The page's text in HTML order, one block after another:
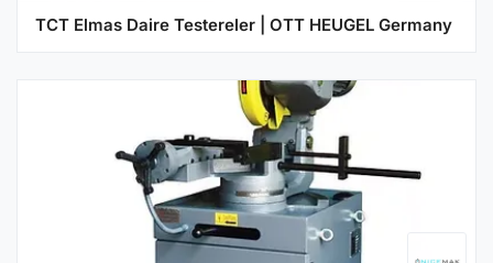
TCT Elmas Daire Testereler | OTT HEUGEL Germany